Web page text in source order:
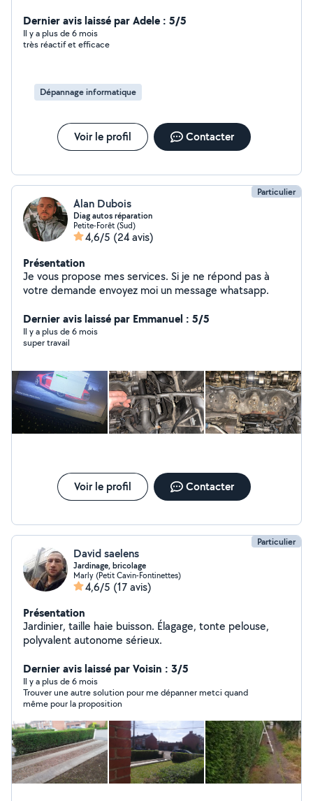
ou votre réseau internet (Wi-Fi, câbles, routeurs) -
Réparer et entretenir vos appareils (PC, laptops,
imprimantes, téléphones, tablettes) - Sécuriser votre
conseils, assistance) - Améliorer les performances de
vos appareils (nettoyage, suppression de virus) Pourquoi
m'engage à travailler avec courtoisie et respecter votre
environnement. - Vous ne payez que si le problème est
J'interviens sur les téléphones, ordinateurs,
imprimantes, et bien plus, quelle que soit la marque et
le système d'exploitation. N'hésitez pas à me faire part
de vos soucis avant l'intervention
Dernier avis laissé par Adele : 5/5
Il y a plus de 6 mois
très réactif et efficace
Dépannage informatique
Voir le profil Contacter
Particulier
Alan Dubois
Diag autos réparation
Petite-Forêt (Sud)
4,6/5 (24 avis)
Présentation
Je vous propose mes services. Si je ne répond pas à
votre demande envoyez moi un message whatsapp.
Dernier avis laissé par Emmanuel : 5/5
Il y a plus de 6 mois
super travail
Voir le profil Contacter
Particulier
David saelens
Jardinage, bricolage
Marly (Petit Cavin-Fontinettes)
4,6/5 (17 avis)
Présentation
Jardinier, taille haie buisson. Élagage, tonte pelouse,
polyvalent autonome sérieux.
Dernier avis laissé par Voisin : 3/5
Il y a plus de 6 mois
Trouver une autre solution pour me dépanner metci quand
même pour la proposition